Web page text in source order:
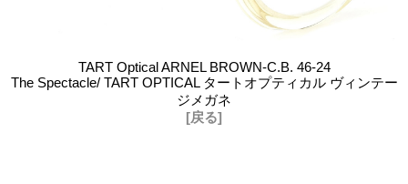
TART Optical ARNEL BROWN-C.B. 46-24
The Spectacle/ TART OPTICAL タートオプティカル ヴィンテー
ジメガネ
[戻る]